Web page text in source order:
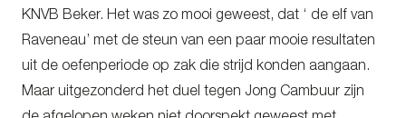
KNVB Beker. Het was zo mooi geweest, dat ‘ de elf van
Raveneau’ met de steun van een paar mooie resultaten
uit de oefenperiode op zak die strijd konden aangaan.
Maar uitgezonderd het duel tegen Jong Cambuur zijn